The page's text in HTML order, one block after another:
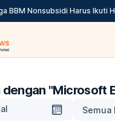
Nonsubsidi Harus Ikuti
"Microsoft
Semua